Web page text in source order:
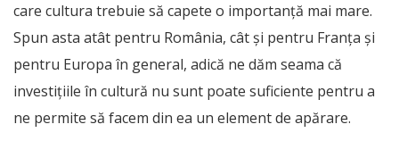
care cultura trebuie să capete o importanță mai mare.
Spun asta atât pentru România, cât și pentru Franța și
pentru Europa în general, adică ne dăm seama că
investițiile în cultură nu sunt poate suficiente pentru a
ne permite să facem din ea un element de apărare.